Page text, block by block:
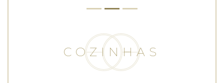
COZINHAS